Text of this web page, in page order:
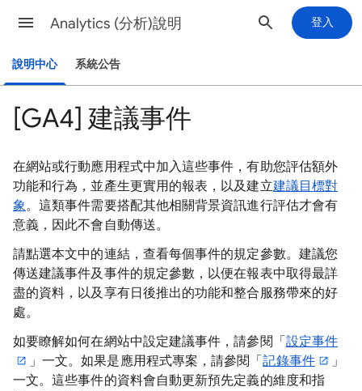
Analytics (分析)說明 登入
說明中心 系統公告
[GA4] 建議事件
在網站或行動應用程式中加入這些事件，有助您評估額外
功能和行為，並產生更實用的報表，以及建立建議目標對
象。這類事件需要搭配其他相關背景資訊進行評估才會有
意義，因此不會自動傳送。
請點選本文中的連結，查看每個事件的規定參數。建議您
傳送建議事件及事件的規定參數，以便在報表中取得最詳
盡的資料，以及享有日後推出的功能和整合服務帶來的好
處。
如要瞭解如何在網站中設定建議事件，請參閱「 設定事件
」一文。如果是應用程式專案，請參閱「記錄事件
」
一文。這些事件的資料會自動更新預先定義的維度和指